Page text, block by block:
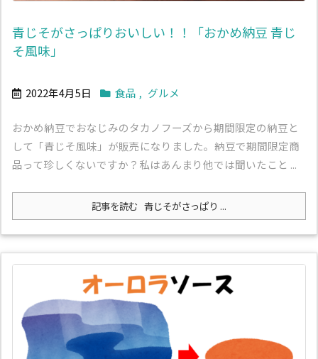
青じそがさっぱりおいしい！！「おかめ納豆 青じ
そ風味」
2022年4月5日 食品 , グルメ
おかめ納豆でおなじみのタカノフーズから期間限定の納豆と
して「青じそ風味」が販売になりました。納豆で期間限定商
品って珍しくないですか？私はあんまり他では聞いたこと ...
記事を読む 青じそがさっぱり ...